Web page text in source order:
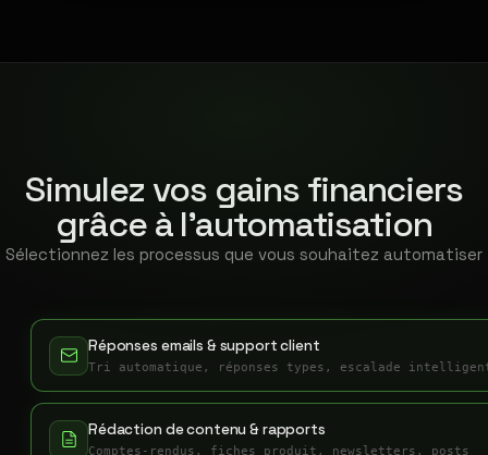
Simulez vos gains financiers
grâce à l'automatisation
Sélectionnez les processus que vous souhaitez automatiser
Réponses emails & support client
Tri automatique, réponses types, escalade
Rédaction de contenu & rapports
Comptes-rendus, fiches produit, newsletters, posts